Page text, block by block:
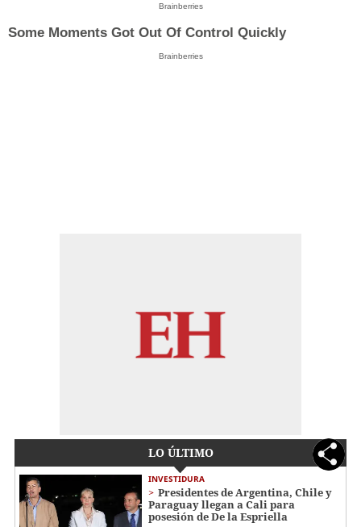
Brainberries
Some Moments Got Out Of Control Quickly
Brainberries
LO ÚLTIMO
INVESTIDURA
Presidentes de Argentina, Chile y
Paraguay llegan a Cali para
posesión de De la Espriella